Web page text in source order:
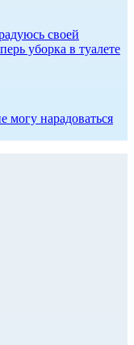
своей
уборка в туалете
могу нарадоваться